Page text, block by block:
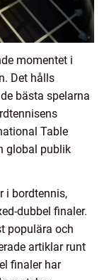
momentet i
Det hålls
bästa spelarna
Table
global publik
i bordtennis,
dubbel finaler.
populära och
artiklar runt
finaler har